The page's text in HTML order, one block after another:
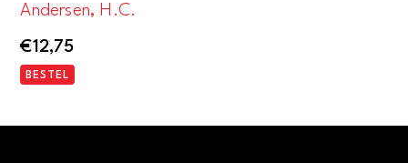
Andersen, H.C.
€12,75
BESTEL